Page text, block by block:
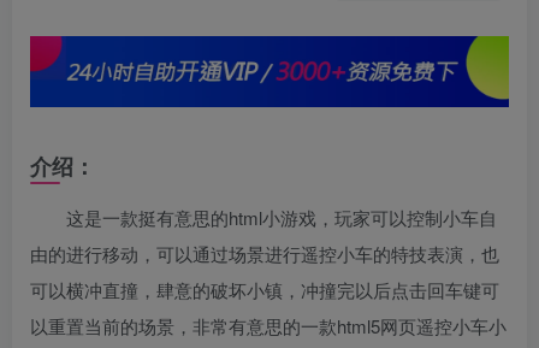
介绍：
这是一款挺有意思的html小游戏，玩家可以控制小车自
由的进行移动，可以通过场景进行遥控小车的特技表演，也
可以横冲直撞，肆意的破坏小镇，冲撞完以后点击回车键可
以重置当前的场景，非常有意思的一款html5网页遥控小车小